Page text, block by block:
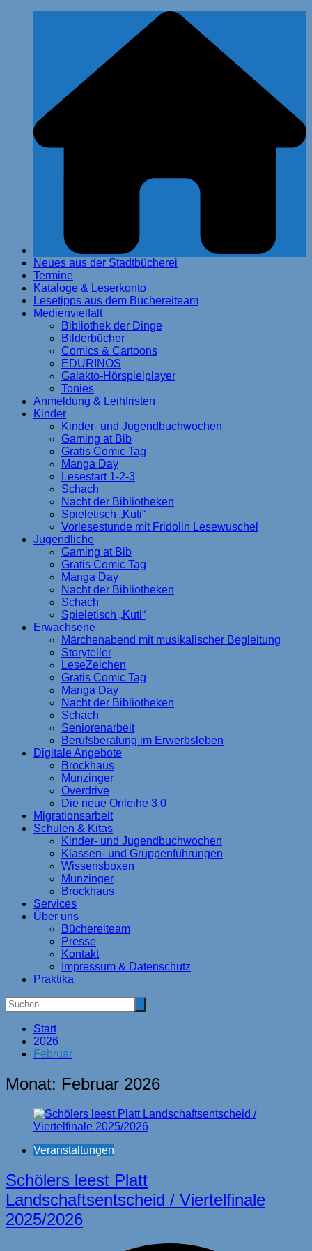
Neues aus der Stadtbücherei
Termine
Kataloge & Leserkonto
Lesetipps aus dem Büchereiteam
Medienvielfalt
Bibliothek der Dinge
Bilderbücher
Comics & Cartoons
EDURINOS
Galakto-Hörspielplayer
Tonies
Anmeldung & Leihfristen
Kinder
Kinder- und Jugendbuchwochen
Gaming at Bib
Gratis Comic Tag
Manga Day
Lesestart 1-2-3
Schach
Nacht der Bibliotheken
Spieletisch „Kuti“
Vorlesestunde mit Fridolin Lesewuschel
Jugendliche
Gaming at Bib
Gratis Comic Tag
Manga Day
Nacht der Bibliotheken
Schach
Spieletisch „Kuti“
Erwachsene
Märchenabend mit musikalischer Begleitung
Storyteller
LeseZeichen
Gratis Comic Tag
Manga Day
Nacht der Bibliotheken
Schach
Seniorenarbeit
Berufsberatung im Erwerbsleben
Digitale Angebote
Brockhaus
Munzinger
Overdrive
Die neue Onleihe 3.0
Migrationsarbeit
Schulen & Kitas
Kinder- und Jugendbuchwochen
Klassen- und Gruppenführungen
Wissensboxen
Munzinger
Brockhaus
Services
Über uns
Büchereiteam
Presse
Kontakt
Impressum & Datenschutz
Praktika
Start
2026
Februar
Monat: Februar 2026
Veranstaltungen
Schölers leest Platt
Landschaftsentscheid / Viertelfinale
2025/2026